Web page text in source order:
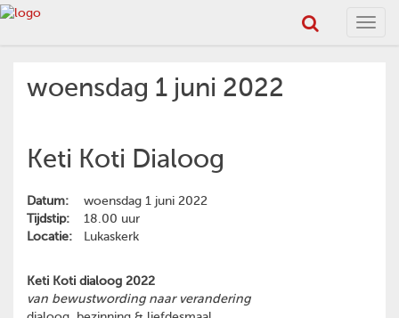
woensdag 1 juni 2022
Keti Koti Dialoog
Datum:
woensdag 1 juni 2022
Tijdstip:
18.00 uur
Locatie:
Lukaskerk
Keti Koti dialoog 2022
van bewustwording naar verandering